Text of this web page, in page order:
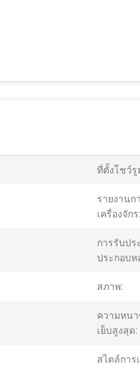
ที่ตั้งโชว์รู
รายงานก
เครื่องจักร:
การรับป
ประกอบห
สภาพ:
ความหนา
เย็บสูงสุด:
สไตล์การ